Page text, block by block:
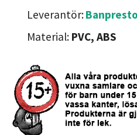
Leverantör:Banpresto
Material: PVC, ABS